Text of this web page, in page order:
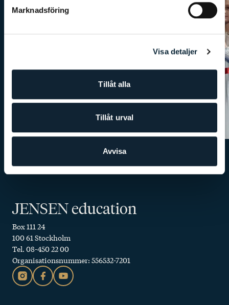
Marknadsföring
Visa detaljer
Tillåt alla
Tillåt urval
Avvisa
JENSEN education
Box 111 24
100 61 Stockholm
Tel. 08-450 22 00
Organisationsnummer: 556532-7201